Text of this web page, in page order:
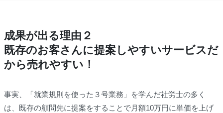
成果が出る理由２
既存のお客さんに提案しやすいサービスだ
から売れやすい！
事実、「就業規則を使った３号業務」を学んだ社労士の多く
は、既存の顧問先に提案をすることで月額10万円に単価を上げ